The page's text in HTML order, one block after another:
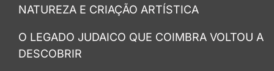
NATUREZA E CRIAÇÃO ARTÍSTICA
O LEGADO JUDAICO QUE COIMBRA VOLTOU A
DESCOBRIR